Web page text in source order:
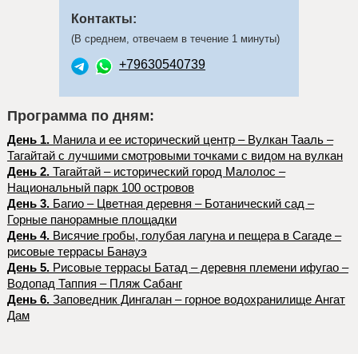
Контакты:
(В среднем, отвечаем в течение 1 минуты)
+79630540739
Программа по дням:
День 1.Манила и ее исторический центр – Вулкан Тааль –
Тагайтай с лучшими смотровыми точками с видом на вулкан
День 2.Тагайтай – исторический город Малолос –
Национальный парк 100 островов
День 3. Багио – Цветная деревня – Ботанический сад –
Горные панорамные площадки
День 4.Висячие гробы, голубая лагуна и пещера в Сагаде –
рисовые террасы Банауэ
День 5.Рисовые террасы Батад – деревня племени ифугао –
Водопад Таппия – Пляж Сабанг
День 6.Заповедник Дингалан – горное водохранилище Ангат
Дам